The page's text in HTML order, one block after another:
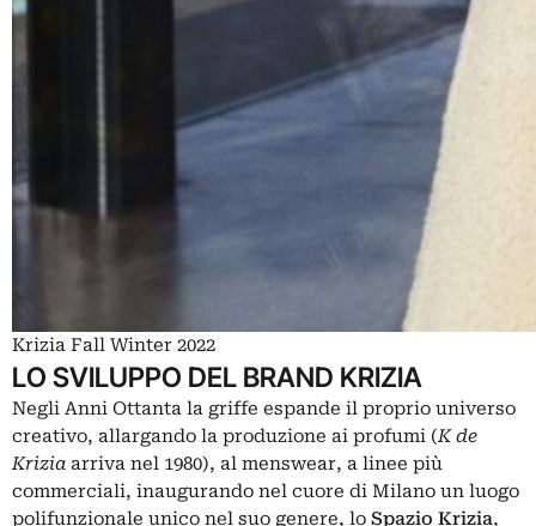
Krizia Fall Winter 2022
LO SVILUPPO DEL BRAND KRIZIA
Negli Anni Ottanta la griffe espande il proprio universo
creativo, allargando la produzione ai profumi (K de
Krizia arriva nel 1980), al menswear, a linee più
commerciali, inaugurando nel cuore di Milano un luogo
polifunzionale unico nel suo genere, lo Spazio Krizia,